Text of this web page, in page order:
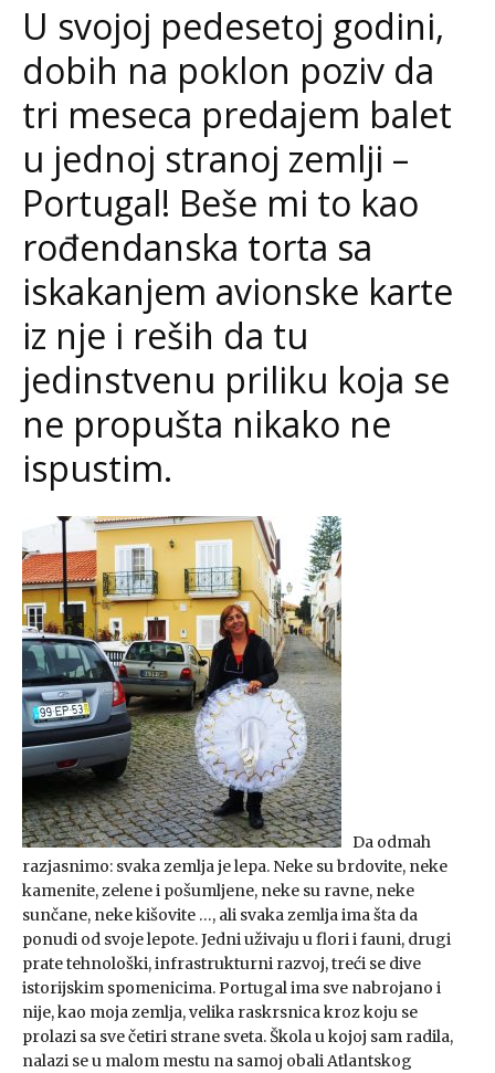
U svojoj pedesetoj godini,
dobih na poklon poziv da
tri meseca predajem balet
u jednoj stranoj zemlji –
Portugal! Beše mi to kao
rođendanska torta sa
iskakanjem avionske karte
iz nje i reših da tu
jedinstvenu priliku koja se
ne propušta nikako ne
ispustim.
Da odmah
razjasnimo: svaka zemlja je lepa. Neke su brdovite, neke
kamenite, zelene i pošumljene, neke su ravne, neke
sunčane, neke kišovite …, ali svaka zemlja ima šta da
ponudi od svoje lepote. Jedni uživaju u flori i fauni, drugi
prate tehnološki, infrastrukturni razvoj, treći se dive
istorijskim spomenicima. Portugal ima sve nabrojano i
nije, kao moja zemlja, velika raskrsnica kroz koju se
prolazi sa sve četiri strane sveta. Škola u kojoj sam radila,
nalazi se u malom mestu na samoj obali Atlantskog